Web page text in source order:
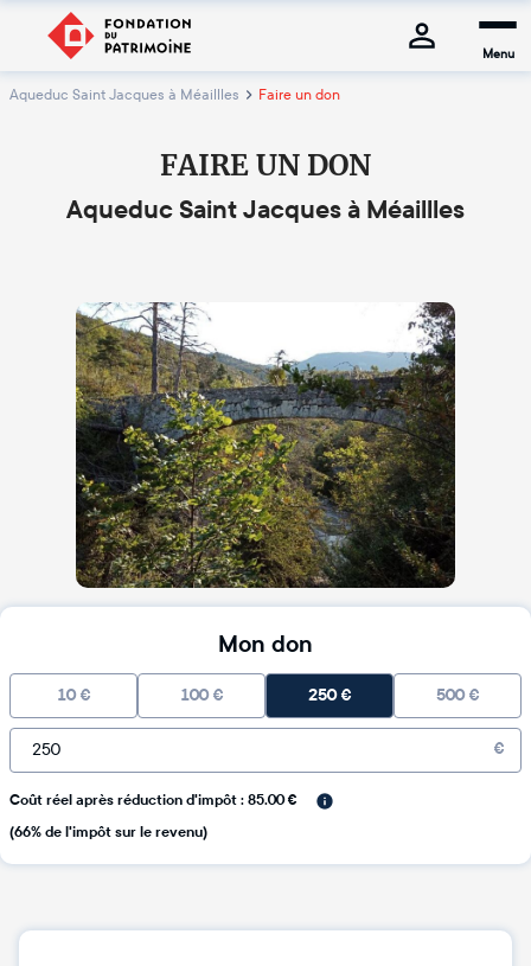
Menu
Aqueduc Saint Jacques à Méaillles Faire un don
FAIRE UN DON
Aqueduc Saint Jacques à Méaillles
Mon don
10 € 100 € 250€ 500 €
€
Coût réel après réduction d'impôt : 85.00 €
(66% de l'impôt sur le revenu)